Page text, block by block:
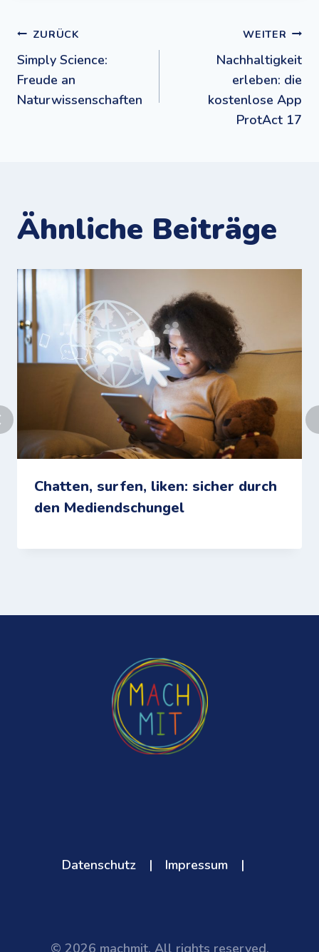
Beitragsnavigation
ZURÜCK
Simply Science:
Freude an
Naturwissenschaften
WEITER
Nachhaltigkeit
erleben: die
kostenlose App
ProtAct 17
Ähnliche Beiträge
Chatten, surfen, liken: sicher durch
den Mediendschungel
Datenschutz | Impressum |
© 2026 machmit. All rights reserved.